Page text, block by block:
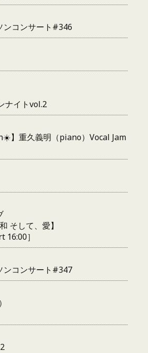
コンサート#346
ナイトvol.2
】重久義明（piano）Vocal Jam
そして、愛】
16:00］
コンサート#347